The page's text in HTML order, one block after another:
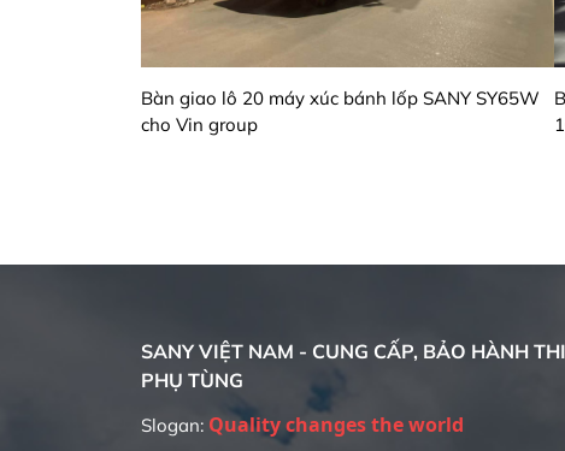
Bàn giao lô 20 máy xúc bánh lốp SANY SY65W
cho Vin group
SANY VIỆT NAM - CUNG CẤP, BẢO HÀNH
PHỤ TÙNG
Slogan: